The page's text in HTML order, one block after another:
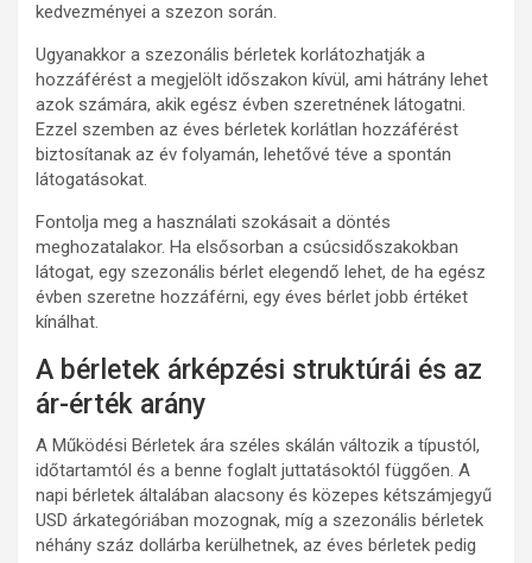
kedvezményei a szezon során.
Ugyanakkor a szezonális bérletek korlátozhatják a
hozzáférést a megjelölt időszakon kívül, ami hátrány lehet
azok számára, akik egész évben szeretnének látogatni.
Ezzel szemben az éves bérletek korlátlan hozzáférést
biztosítanak az év folyamán, lehetővé téve a spontán
látogatásokat.
Fontolja meg a használati szokásait a döntés
meghozatalakor. Ha elsősorban a csúcsidőszakokban
látogat, egy szezonális bérlet elegendő lehet, de ha egész
évben szeretne hozzáférni, egy éves bérlet jobb értéket
kínálhat.
A bérletek árképzési struktúrái és az
ár-érték arány
A Működési Bérletek ára széles skálán változik a típustól,
időtartamtól és a benne foglalt juttatásoktól függően. A
napi bérletek általában alacsony és közepes kétszámjegyű
USD árkategóriában mozognak, míg a szezonális bérletek
néhány száz dollárba kerülhetnek, az éves bérletek pedig